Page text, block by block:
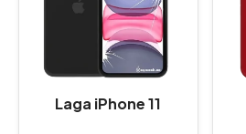
Laga iPhone 11